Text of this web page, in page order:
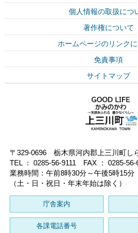
個人情報の取扱につ
著作権について
ホームページのリンク
免責事項
サイトマップ
〒329-0696 栃木県河内郡上三川町し
TEL ： 0285-56-9111 FAX ： 0285-56-
業務時間：午前8時30分～午後5時15分
（土・日・祝日・年末年始は除く）
庁舎案内
各課電話番号